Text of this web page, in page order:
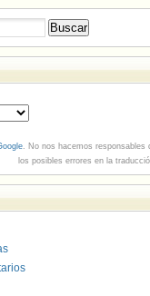
. No nos hacemos responsables
los posibles errores en la